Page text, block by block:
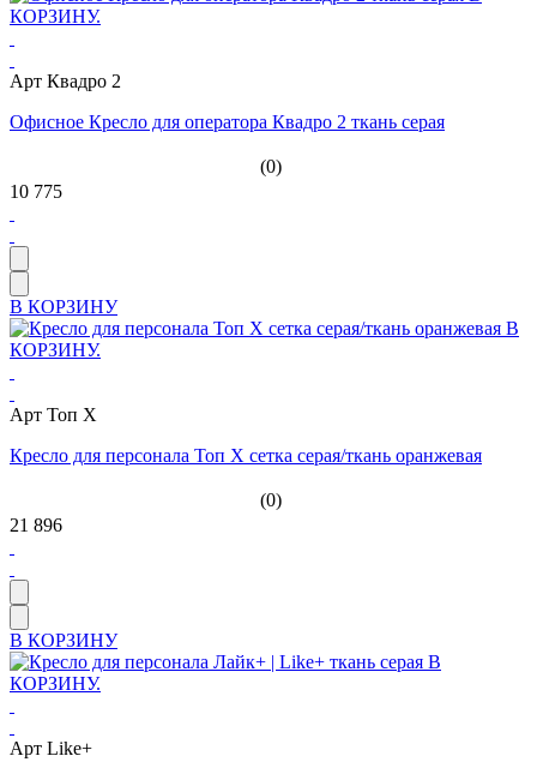
Арт Квадро 2
Офисное Кресло для оператора Квадро 2 ткань серая
(0)
10 775
В КОРЗИНУ
Арт Топ Х
Кресло для персонала Топ Х сетка серая/ткань оранжевая
(0)
21 896
В КОРЗИНУ
Арт Like+